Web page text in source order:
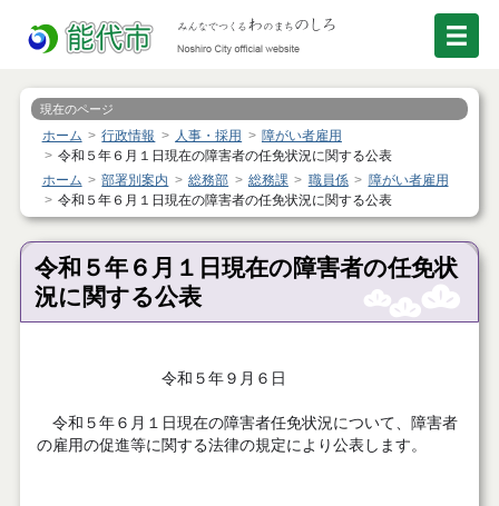
現在のページ
ホーム 行政情報 人事・採用
障がい者雇用
令和５年６月１日現在の障害者の任免状況に関する公表
ホーム
部署別案内 総務部 総務課 職員係
障がい者雇用
令和５年６月１日現在の障害者の任免状況に関する公表
令和５年６月１日現在の障害者の任免状
況に関する公表
令和５年９月６日
令和５年６月１日現在の障害者任免状況について、障害者
の雇用の促進等に関する法律の規定により公表します。